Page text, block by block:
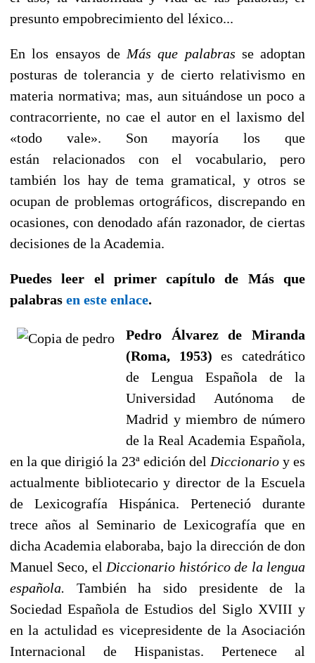
presunto empobrecimiento del léxico...
En los ensayos de Más que palabras se adoptan
posturas de tolerancia y de cierto relativismo en
materia normativa; mas, aun situándose un poco a
contracorriente, no cae el autor en el laxismo del
«todo vale». Son mayoría los que
están relacionados con el vocabulario, pero
también los hay de tema gramatical, y otros se
ocupan de problemas ortográficos, discrepando en
ocasiones, con denodado afán razonador, de ciertas
decisiones de la Academia.
Puedes leer el primer capítulo de Más que
palabras en este enlace.
Pedro Álvarez de Miranda
(Roma, 1953) es catedrático
de Lengua Española de la
Universidad Autónoma de
Madrid y miembro de número
de la Real Academia Española,
en la que dirigió la 23ª edición del Diccionarioy es
actualmente bibliotecario y director de la Escuela
de Lexicografía Hispánica. Perteneció durante
trece años al Seminario de Lexicografía que en
dicha Academia elaboraba, bajo la dirección de don
Manuel Seco, el Diccionario histórico de la lengua
española. También ha sido presidente de la
Sociedad Española de Estudios del Siglo XVIII y
en la actulidad es vicepresidente de la Asociación
Internacional de Hispanistas. Pertenece al